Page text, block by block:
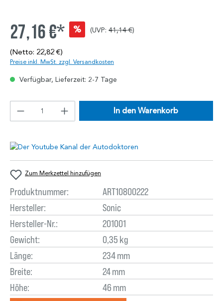
27,16 €* % (UVP: 41,14 €)
(Netto: 22,82 €)
Preise inkl. MwSt. zzgl. Versandkosten
Verfügbar, Lieferzeit: 2-7 Tage
In den Warenkorb
Zum Merkzettel hinzufügen
Produktnummer:
ART10800222
Hersteller:
Sonic
Hersteller-Nr.:
201001
Gewicht:
0,35 kg
Länge:
234 mm
Breite:
24 mm
Höhe:
46 mm